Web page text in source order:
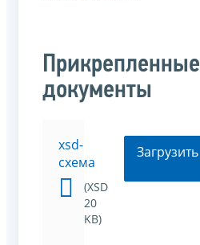
Прикрепленные
документы
xsd-
схема
(XSD
20
KB)
Загрузить